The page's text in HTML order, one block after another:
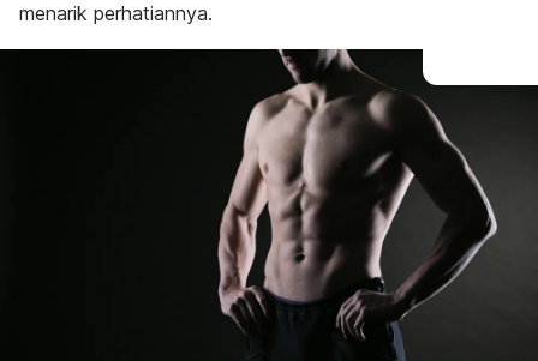
menarik perhatiannya.